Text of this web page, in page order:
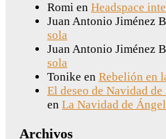
Romi en Headspace
Juan Antonio Jiménez
sola
Juan Antonio Jiménez
sola
Tonike en Rebelión en
El deseo de Navidad
en La Navidad de
Archivos